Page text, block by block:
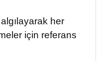
her
için referans